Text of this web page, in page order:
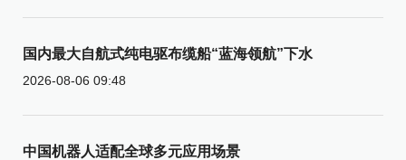
国内最大自航式纯电驱布缆船“蓝海领航”下水
2026-08-06 09:48
中国机器人适配全球多元应用场景